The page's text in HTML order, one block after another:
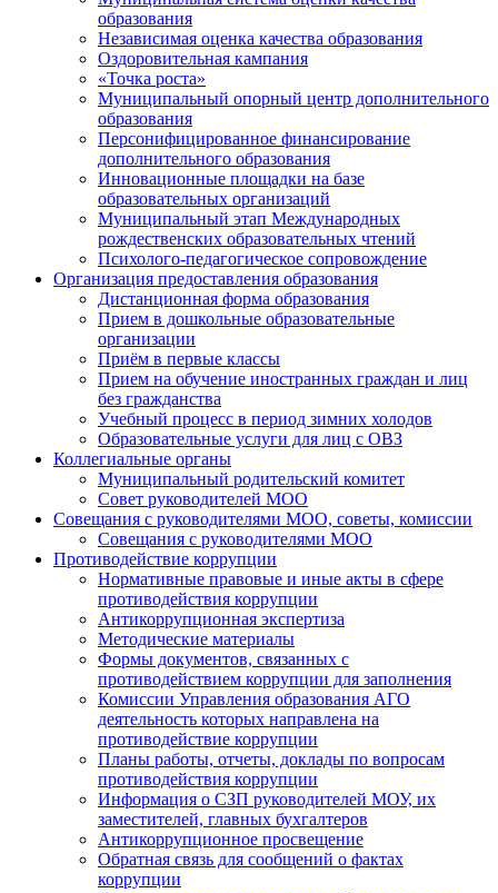
образования
Независимая оценка качества образования
Оздоровительная кампания
«Точка роста»
Муниципальный опорный центр дополнительного
образования
Персонифицированное финансирование
дополнительного образования
Инновационные площадки на базе
образовательных организаций
Муниципальный этап Международных
рождественских образовательных чтений
Психолого-педагогическое сопровождение
Организация предоставления образования
Дистанционная форма образования
Прием в дошкольные образовательные
организации
Приём в первые классы
Прием на обучение иностранных граждан и лиц
без гражданства
Учебный процесс в период зимних холодов
Образовательные услуги для лиц с ОВЗ
Коллегиальные органы
Муниципальный родительский комитет
Совет руководителей МОО
Совещания с руководителями МОО, советы, комиссии
Совещания с руководителями МОО
Противодействие коррупции
Нормативные правовые и иные акты в сфере
противодействия коррупции
Антикоррупционная экспертиза
Методические материалы
Формы документов, связанных с
противодействием коррупции для заполнения
Комиссии Управления образования АГО
деятельность которых направлена на
противодействие коррупции
Планы работы, отчеты, доклады по вопросам
противодействия коррупции
Информация о СЗП руководителей МОУ, их
заместителей, главных бухгалтеров
Антикоррупционное просвещение
Обратная связь для сообщений о фактах
коррупции